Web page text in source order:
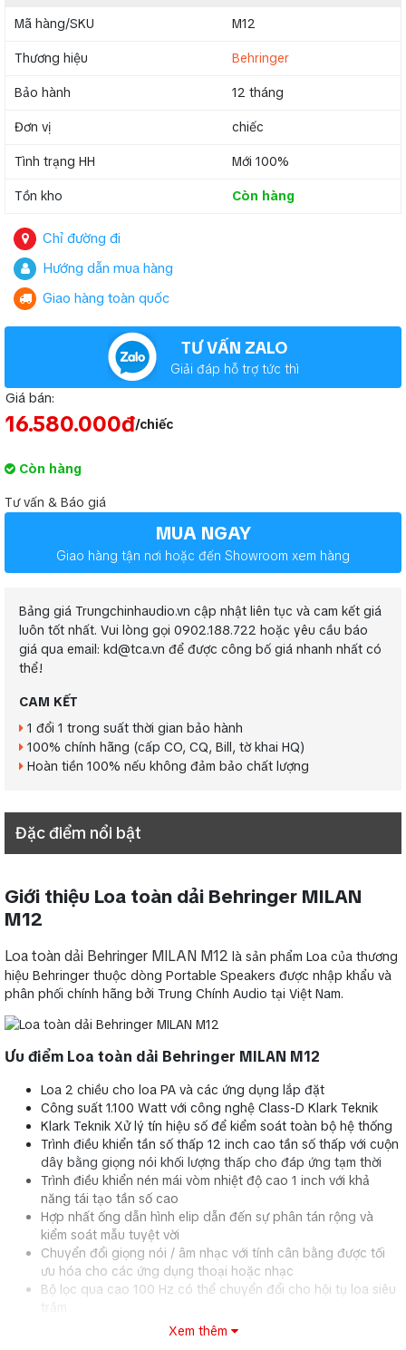
Mã hàng/SKU M12
Thương hiệu Behringer
Bảo hành 12 tháng
Đơn vị chiếc
Tình trạng HH Mới 100%
Tồn kho Còn hàng
Chỉ đường đi
Hướng dẫn mua hàng
Giao hàng toàn quốc
TƯ VẤN ZALO
Giải đáp hỗ trợ tức thì
Giá bán:
16.580.000đ/chiếc
Còn hàng
Tư vấn & Báo giá
MUA NGAY
Giao hàng tận nơi hoặc đến Showroom xem hàng
Bảng giá Trungchinhaudio.vn cập nhật liên tục và cam kết giá
luôn tốt nhất. Vui lòng gọi 0902.188.722 hoặc yêu cầu báo
giá qua email: kd@tca.vn để được công bố giá nhanh nhất có
thể!
CAM KẾT
1 đổi 1 trong suất thời gian bảo hành
100% chính hãng (cấp CO, CQ, Bill, tờ khai HQ)
Hoàn tiền 100% nếu không đảm bảo chất lượng
Đặc điểm nổi bật
Giới thiệu Loa toàn dải Behringer MILAN
M12
Loa toàn dải Behringer MILAN M12 là sản phẩm Loa của thương
hiệu Behringer thuộc dòng Portable Speakers được nhập khẩu và
phân phối chính hãng bởi Trung Chính Audio tại Việt Nam.
Ưu điểm Loa toàn dải Behringer MILAN M12
Loa 2 chiều cho loa PA và các ứng dụng lắp đặt
Công suất 1.100 Watt với công nghệ Class-D Klark Teknik
Klark Teknik Xử lý tín hiệu số để kiểm soát toàn bộ hệ thống
Trình điều khiển tần số thấp 12 inch cao tần số thấp với cuộn
dây bằng giọng nói khối lượng thấp cho đáp ứng tạm thời
Trình điều khiển nén mái vòm nhiệt độ cao 1 inch với khả
năng tái tạo tần số cao
Hợp nhất ống dẫn hình elip dẫn đến sự phân tán rộng và
kiểm soát mẫu tuyệt vời
Chuyển đổi giọng nói / âm nhạc với tính cân bằng được tối
ưu hóa cho các ứng dụng thoại hoặc nhạc
Bộ lọc qua cao 100 Hz có thể chuyển đổi cho hội tụ loa siêu
trầm
Vỏ composite nhẹ kết thúc bằng màu đen
Xem thêm